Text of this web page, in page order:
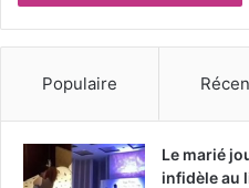
Populaire
Le marié
infidèle au